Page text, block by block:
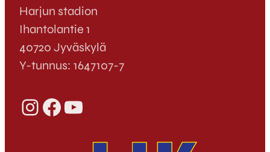
Harjun stadion
Ihantolantie 1
40720 Jyväskylä
Y-tunnus: 1647107-7
InstagramFacebook YouTube